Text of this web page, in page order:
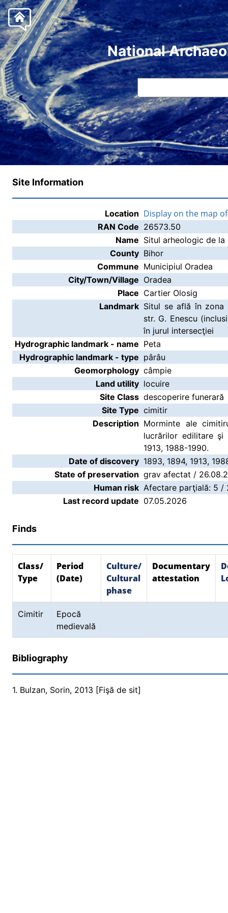
National
Site Information
Location Display on the map
RAN Code 26573.50
Name Situl arheologic de
County Bihor
Commune Municipiul Oradea
City/Town/Village Oradea
Place Cartier Olosig
Landmark Situl se află în zona
str. G. Enescu
în jurul intersecţiei
Hydrographic landmark - name Peta
Hydrographic landmark - type pârâu
Geomorphology câmpie
Land utility locuire
Site Class descoperire funerară
Site Type cimitir
Description Morminte ale
lucrărilor edilitare şi
1913, 1988-1990.
Date of discovery 1893, 1894, 1913,
State of preservation grav afectat /
Human risk Afectare parţială: 5 /
Last record update 07.05.2026
Finds
Class/
Type
Period
(Date)
Culture/
Cultural
phase
Documentary
attestation
Cimitir
Epocă
medievală
Bibliography
1. Bulzan, Sorin, 2013 [Fişă de sit]